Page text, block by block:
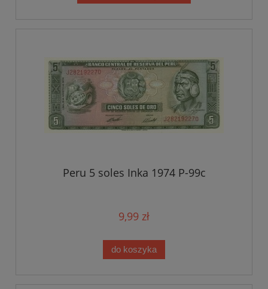
Peru 5 soles Inka 1974 P-99c
9,99 zł
do koszyka